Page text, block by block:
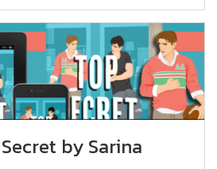
by Sarina